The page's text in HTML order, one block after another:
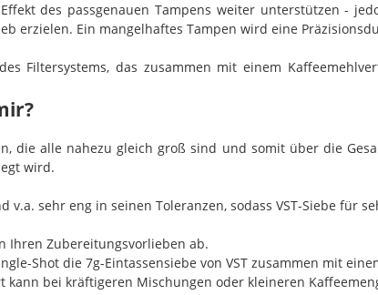
des passgenauen Tampens weiter unterstützen -
erzielen. Ein mangelhaftes Tampen wird eine
Filtersystems, das zusammen mit einem
die alle nahezu gleich groß sind und somit über die
wird.
sehr eng in seinen Toleranzen, sodass VST-Siebe für
Ihren Zubereitungsvorlieben ab.
Shot die 7g-Eintassensiebe von VST zusammen mit
bei kräftigeren Mischungen oder kleineren